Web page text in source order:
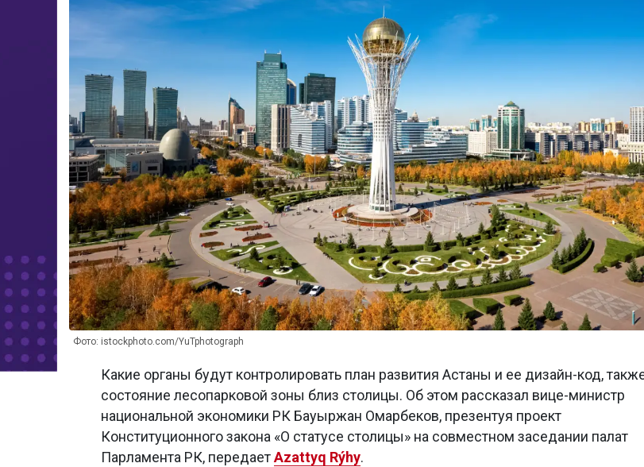
Фото: istockphoto.com/YuTphotograph
Какие органы будут контролировать план развития Астаны и ее дизайн-код,
состояние лесопарковой зоны близ столицы. Об этом рассказал вице-министр
национальной экономики РК Бауыржан Омарбеков, презентуя проект
Конституционного закона «О статусе столицы» на совместном заседании палат
Парламента РК, передаетAzattyq Rýhy.